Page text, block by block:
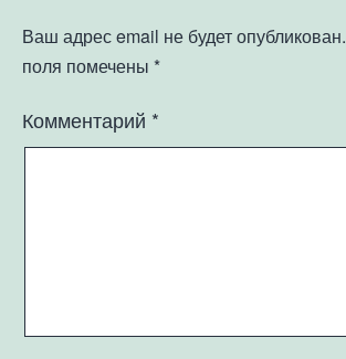
Ваш адрес email не будет опубликован.
поля помечены *
Комментарий *